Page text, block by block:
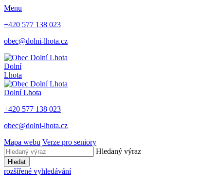
Menu
+420 577 138 023
obec@dolni-lhota.cz
Dolní
Lhota
Dolní Lhota
+420 577 138 023
obec@dolni-lhota.cz
Mapa webu Verze pro seniory
Hledaný výraz
Hledat
rozšířené vyhledávání